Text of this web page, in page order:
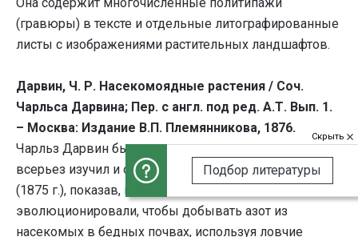
Она содержит многочисленные политипажи
(гравюры) в тексте и отдельные литографированные
листы с изображениями растительных ландшафтов.
Дарвин, Ч. Р. Насекомоядные растения / Соч.
Чарльса Дарвина; Пер. с англ. под ред. А.Т. Вып. 1.
– Москва: Издание В.П. Племянникова, 1876.
Чарльз Дарвин был одним из первых ученых, кто
всерьез изучил и описал насекомоядные растения
(1875 г.), показав, как росянки и другие хищники
эволюционировали, чтобы добывать азот из
насекомых в бедных почвах, используя ловчие
Скрыть
Подбор литературы